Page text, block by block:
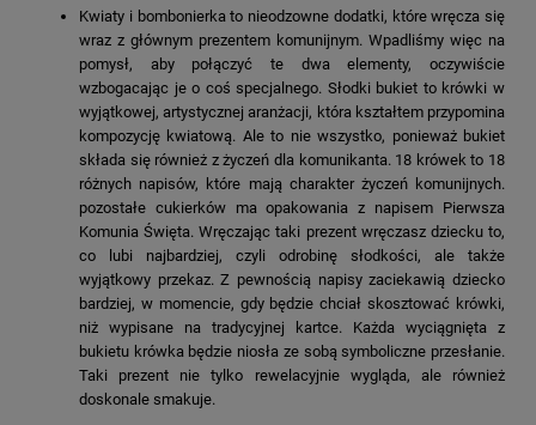
Kwiaty i bombonierka to nieodzowne dodatki, które wręcza się
wraz z głównym prezentem komunijnym. Wpadliśmy więc na
pomysł, aby połączyć te dwa elementy, oczywiście
wzbogacając je o coś specjalnego. Słodki bukiet to krówki w
wyjątkowej, artystycznej aranżacji, która kształtem przypomina
kompozycję kwiatową. Ale to nie wszystko, ponieważ bukiet
składa się również z życzeń dla komunikanta. 18 krówek to 18
różnych napisów, które mają charakter życzeń komunijnych.
pozostałe cukierków ma opakowania z napisem Pierwsza
Komunia Święta. Wręczając taki prezent wręczasz dziecku to,
co lubi najbardziej, czyli odrobinę słodkości, ale także
wyjątkowy przekaz. Z pewnością napisy zaciekawią dziecko
bardziej, w momencie, gdy będzie chciał skosztować krówki,
niż wypisane na tradycyjnej kartce. Każda wyciągnięta z
bukietu krówka będzie niosła ze sobą symboliczne przesłanie.
Taki prezent nie tylko rewelacyjnie wygląda, ale również
doskonale smakuje.